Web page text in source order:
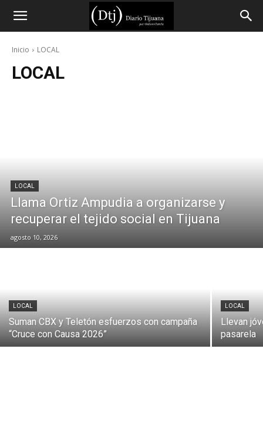
Diario
Tijuana
Inicio LOCAL
LOCAL
LOCAL
Llama Ortiz Ampudia a organizarse y
recuperar el tejido social en Tijuana
agosto 10, 2026
LOCAL
Suman CBX y Teletón esfuerzos con campaña
“Cruce con Causa 2026”
LOCAL
Llevan
pasarela